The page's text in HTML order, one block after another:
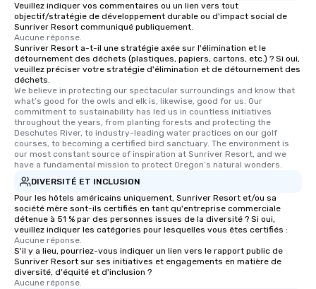
Veuillez indiquer vos commentaires ou un lien vers tout
objectif/stratégie de développement durable ou d'impact social de
Sunriver Resort communiqué publiquement.
Aucune réponse.
Sunriver Resort a-t-il une stratégie axée sur l'élimination et le
détournement des déchets (plastiques, papiers, cartons, etc.) ? Si oui,
veuillez préciser votre stratégie d'élimination et de détournement des
déchets.
We believe in protecting our spectacular surroundings and know that
what’s good for the owls and elk is, likewise, good for us. Our
commitment to sustainability has led us in countless initiatives
throughout the years, from planting forests and protecting the
Deschutes River, to industry-leading water practices on our golf
courses, to becoming a certified bird sanctuary. The environment is
our most constant source of inspiration at Sunriver Resort, and we
have a fundamental mission to protect Oregon’s natural wonders.
DIVERSITÉ ET INCLUSION
Pour les hôtels américains uniquement, Sunriver Resort et/ou sa
société mère sont-ils certifiés en tant qu'entreprise commerciale
détenue à 51 % par des personnes issues de la diversité ? Si oui,
veuillez indiquer les catégories pour lesquelles vous êtes certifiés :
Aucune réponse.
S'il y a lieu, pourriez-vous indiquer un lien vers le rapport public de
Sunriver Resort sur ses initiatives et engagements en matière de
diversité, d'équité et d'inclusion ?
Aucune réponse.